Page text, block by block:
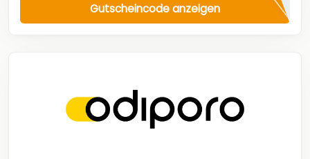
Gutscheincode anzeigen